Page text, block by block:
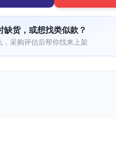
缺货，或想找类似款？
，采购评估后帮你找来上架